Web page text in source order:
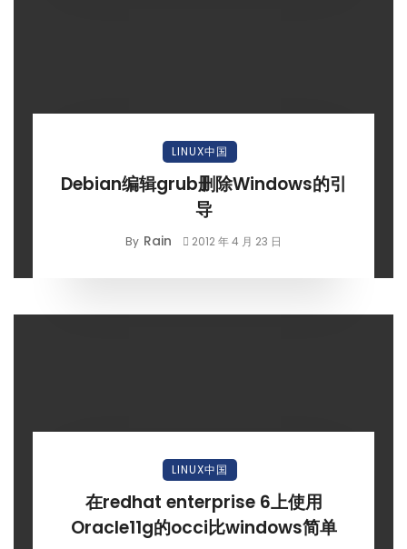
LINUX中国
Debian编辑grub删除Windows的引
导
By Rain 2012 年 4 月 23 日
LINUX中国
在redhat enterprise 6上使用
Oracle11g的occi比windows简单